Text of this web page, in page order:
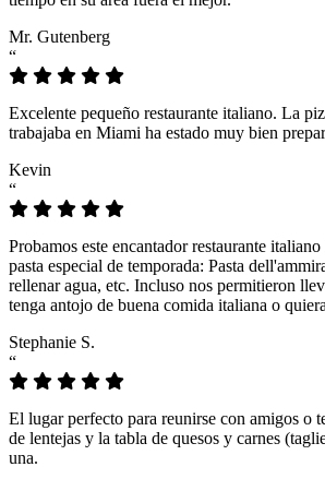
Mr. Gutenberg
“
Excelente pequeño restaurante italiano. La
trabajaba en Miami ha estado muy bien
Kevin
“
Probamos este encantador restaurante
pasta especial de temporada: Pasta
rellenar agua, etc. Incluso nos permitieron
tenga antojo de buena comida italiana o
Stephanie S.
“
El lugar perfecto para reunirse con amigos o
de lentejas y la tabla de quesos y carnes
una.